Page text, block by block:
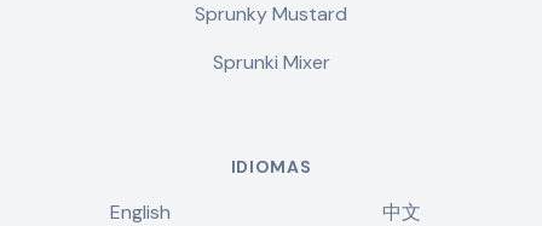
Sprunky Mustard
Sprunki Mixer
IDIOMAS
English
中文